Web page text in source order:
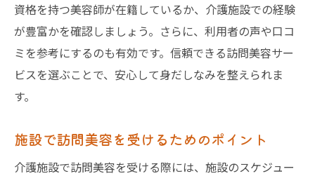
資格を持つ美容師が在籍しているか、介護施設での経験
が豊富かを確認しましょう。さらに、利用者の声や口コ
ミを参考にするのも有効です。信頼できる訪問美容サー
ビスを選ぶことで、安心して身だしなみを整えられま
す。
施設で訪問美容を受けるためのポイント
介護施設で訪問美容を受ける際には、施設のスケジュー